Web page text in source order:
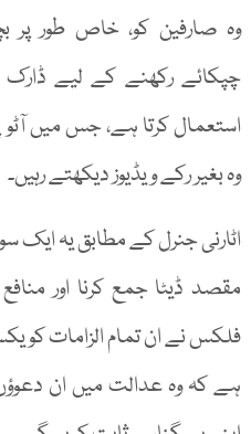
وہ صارفین کو، خاص طور
چپکائے رکھنے کے لیے ڈارک
استعمال کرتا ہے، جس میں
وہ بغیر رکے ویڈیوز دیکھتے رہیں۔
اٹارنی جنرل کے مطابق یہ
مقصد ڈیٹا جمع کرنا اور
فلکس نے ان تمام الزامات کو
ہے کہ وہ عدالت میں ان